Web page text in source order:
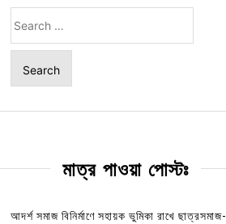
for:
মাত্র পাওয়া পোস্টঃ
আদর্শ সমাজ বিনির্মাণে সহায়ক ভুমিকা রাখে ছাত্রসমাজ-